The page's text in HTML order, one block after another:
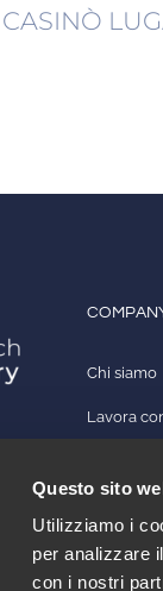
Questo sito
Utilizziamo i
per analizzare
con i nostri
Chi siamo
Lavora